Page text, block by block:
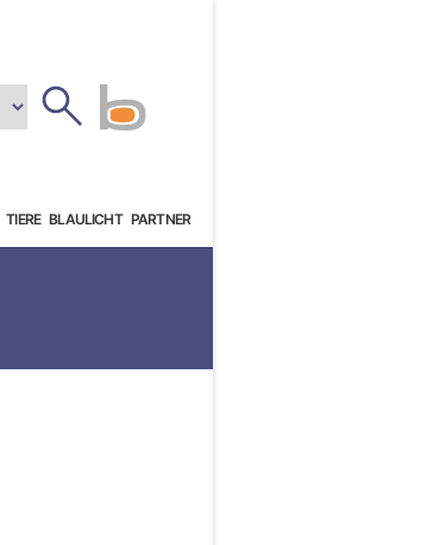
TIERE BLAULICHT PARTNER